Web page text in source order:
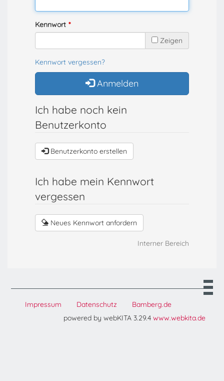
Kennwort
Zeigen
Kennwort vergessen?
Anmelden
Ich habe noch kein
Benutzerkonto
Benutzerkonto erstellen
Ich habe mein Kennwort
vergessen
Neues Kennwort anfordern
Interner Bereich
Impressum Datenschutz
Bamberg.de
powered by webKITA 3.29.4 www.webkita.de